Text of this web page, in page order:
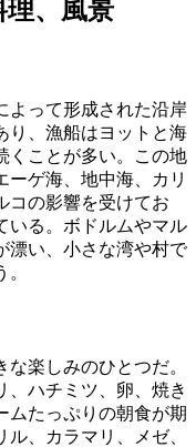
、風景
よって形成された沿岸
り、漁船はヨットと海
くことが多い。この地
ーゲ海、地中海、カリ
コの影響を受けてお
いる。ボドルムやマル
漂い、小さな湾や村で
楽しみのひとつだ。
、ハチミツ、卵、焼き
ムたっぷりの朝食が期
、カラマリ、メゼ、